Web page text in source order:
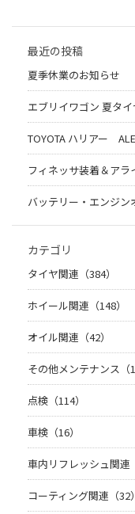
最近の投稿
夏季休業のお知らせ
エブリイワゴン 夏タ
TOYOTA ハリアー
フィネッサ装着＆ア
バッテリー・エンジン
カテゴリ
タイヤ関連（384）
ホイール関連（148）
オイル関連（42）
その他メンテナンス（
点検（114）
車検（16）
車内リフレッシュ関連
コーティング関連（32）